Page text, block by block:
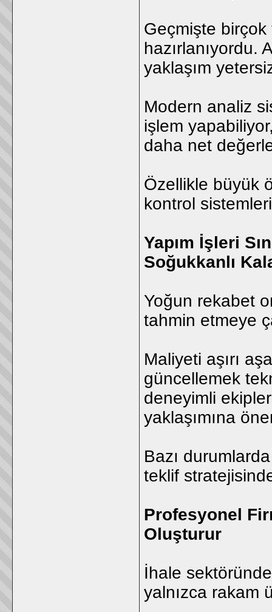
Geçmişte
hazırlanıyordu.
yaklaşım
Modern analiz
işlem
daha net
Özellikle büyük
kontrol
Yapım İşleri
Soğukkanlı
Yoğun rekabet
tahmin etmeye
Maliyeti aşırı
güncellemek
deneyimli
yaklaşımına
Bazı
teklif
Profesyonel
Oluşturur
İhale
yalnızca rakam